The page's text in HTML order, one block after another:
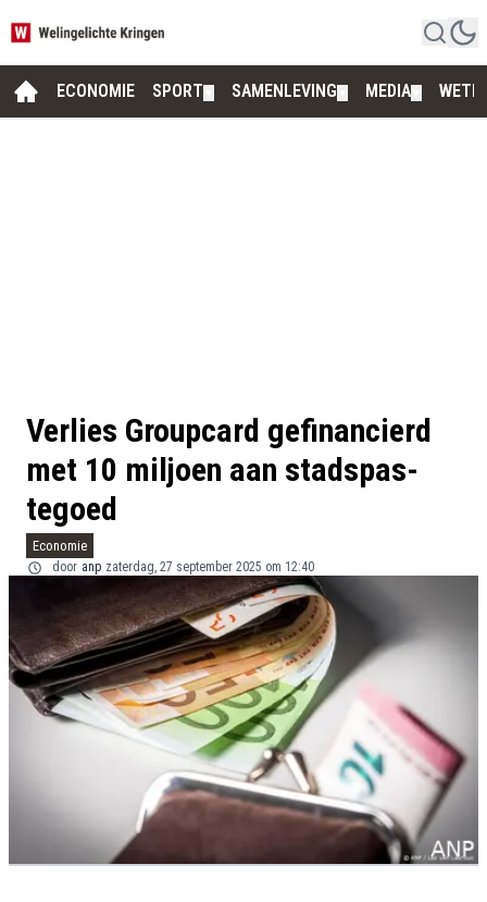
ECONOMIE SPORT SAMENLEVING MEDIA
Verlies Groupcard gefinancierd
met 10 miljoen aan stadspas-
tegoed
Economie
door anp zaterdag, 27 september 2025 om 12:40